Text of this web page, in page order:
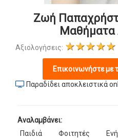
Ζωή
Μαθήματα
Αξιολογήσεις: ★★★★★
Επικοινωνήστε με
Παραδίδει αποκλειστικά
Αναλαμβάνει:
Παιδιά
Φοιτητές